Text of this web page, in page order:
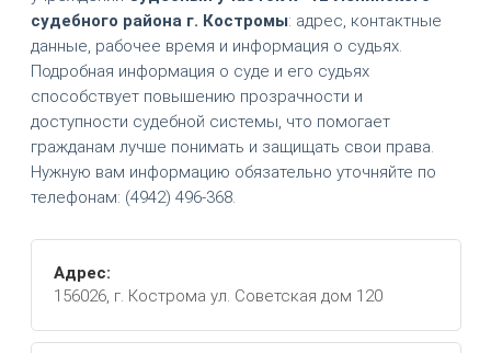
судебного района г. Костромы: адрес, контактные
данные, рабочее время и информация о судьях.
Подробная информация о суде и его судьях
способствует повышению прозрачности и
доступности судебной системы, что помогает
гражданам лучше понимать и защищать свои права.
Нужную вам информацию обязательно уточняйте по
телефонам: (4942) 496-368.
Адрес:
156026, г. Кострома ул. Советская дом 120